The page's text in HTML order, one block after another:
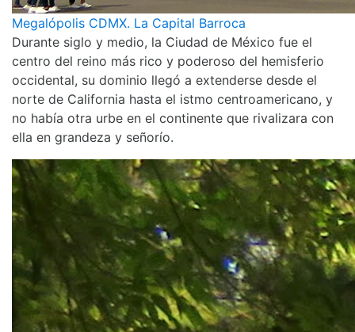
Megalópolis CDMX. La Capital Barroca
Durante siglo y medio, la Ciudad de México fue el
centro del reino más rico y poderoso del hemisferio
occidental, su dominio llegó a extenderse desde el
norte de California hasta el istmo centroamericano, y
no había otra urbe en el continente que rivalizara con
ella en grandeza y señorío.